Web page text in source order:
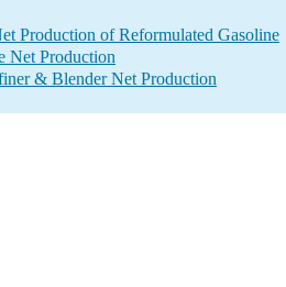
Production of Reformulated Gasoline
Net Production
& Blender Net Production